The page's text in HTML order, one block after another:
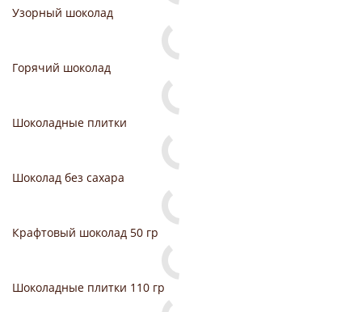
Узорный шоколад
Горячий шоколад
Шоколадные плитки
Шоколад без сахара
Крафтовый шоколад 50 гр
Шоколадные плитки 110 гр